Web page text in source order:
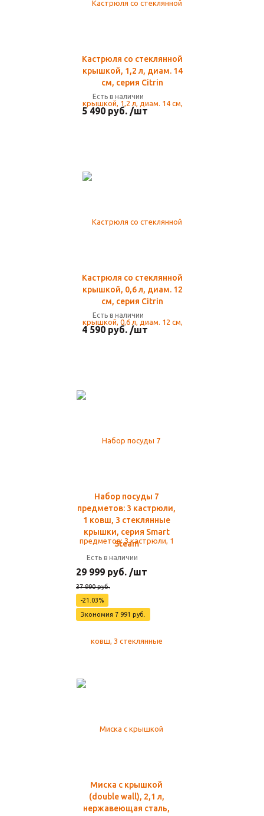
Кастрюля со стеклянной
крышкой, 1,2 л, диам. 14
см, серия Citrin
Есть в наличии
5 490 руб. /шт
Кастрюля со стеклянной
крышкой, 0,6 л, диам. 12
см, серия Citrin
Есть в наличии
4 590 руб. /шт
Набор посуды 7
предметов: 3 кастрюли,
1 ковш, 3 стеклянные
крышки, серия Smart
Steam
Есть в наличии
29 999 руб. /шт
37 990 руб.
-21.03%
Экономия 7 991 руб.
Миска с крышкой
(double wall), 2,1 л,
нержавеющая сталь,